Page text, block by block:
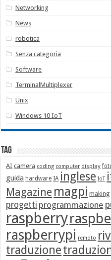
Networking
News
robotica
Senza categoria
Software
TerminalMultiplexer
Unix
Windows 10 IoT
Tag
AI camera coding computer display
guida hardware IA inglese IoT
Magazine magpi making
progetti programmazione
raspberry
raspberrypi remoto
traduzione